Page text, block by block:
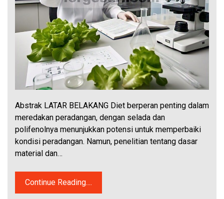
Abstrak LATAR BELAKANG Diet berperan penting dalam
meredakan peradangan, dengan selada dan
polifenolnya menunjukkan potensi untuk memperbaiki
kondisi peradangan. Namun, penelitian tentang dasar
material dan…
Continue Reading....